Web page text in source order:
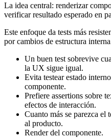
La idea central: renderizar
verificar resultado esperado en
Este enfoque da tests más
por cambios de estructura
Un buen test sobrevive
la UX sigue igual.
Evita testear estado
componente.
Prefiere assertions sobre
efectos de interacción.
Cuanto más se parezca el
al producto.
Render del componente.